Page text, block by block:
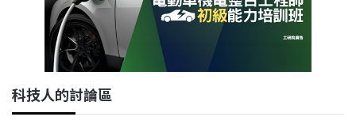
科技人的討論區